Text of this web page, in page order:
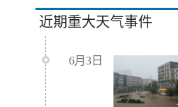
近期重大天气事件
6月3日